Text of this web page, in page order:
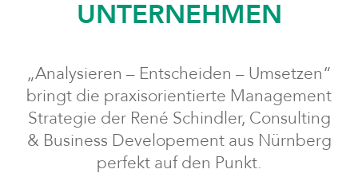
UNTERNEHMEN
„Analysieren – Entscheiden – Umsetzen“
bringt die praxisorientierte Management
Strategie der René Schindler, Consulting
& Business Developement aus Nürnberg
perfekt auf den Punkt.